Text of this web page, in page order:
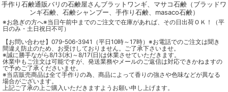
手作り石鹸通販バリの石鹸屋さんブラットワンギ、マサコ石鹸（ブラッドワ
ンギ石鹸、石鹸シャンプー、手作り石鹸、masaco石鹸）
※お急ぎの方へ※当日午前中までのご注文で在庫があれば、その日出荷ＯＫ！（平
日のみ・土日祝日不可）
【お問い合わせ】079-506-3941（平日10時～17時）※お電話でのご注文は聞き
間違え防止のため、お受けしておりません。ご了承下さいませ。
※誠に勝手ながら8/13(水)～8/17(日)は休業させていただきます。
休業中もご注文は可能ですが、発送業務やメールのご返信は対応できかねますの
で予めご了承くださいませ。
※当店販売商品は全て手作りの為、商品によって香りの強さや色味などが異なる
場合がございます。
上記ご了承の上ご購入いただきますようお願い申し上げます。